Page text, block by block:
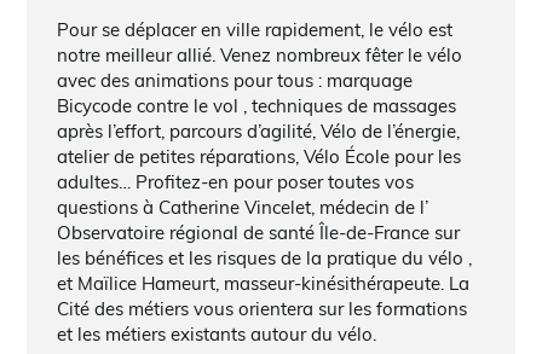
Pour se déplacer en ville rapidement, le vélo est
notre meilleur allié. Venez nombreux fêter le vélo
avec des animations pour tous : marquage
Bicycode contre le vol , techniques de massages
après l’effort, parcours d’agilité, Vélo de l’énergie,
atelier de petites réparations, Vélo École pour les
adultes… Profitez-en pour poser toutes vos
questions à Catherine Vincelet, médecin de l’
Observatoire régional de santé Île-de-France sur
les bénéfices et les risques de la pratique du vélo ,
et Maïlice Hameurt, masseur-kinésithérapeute. La
Cité des métiers vous orientera sur les formations
et les métiers existants autour du vélo.